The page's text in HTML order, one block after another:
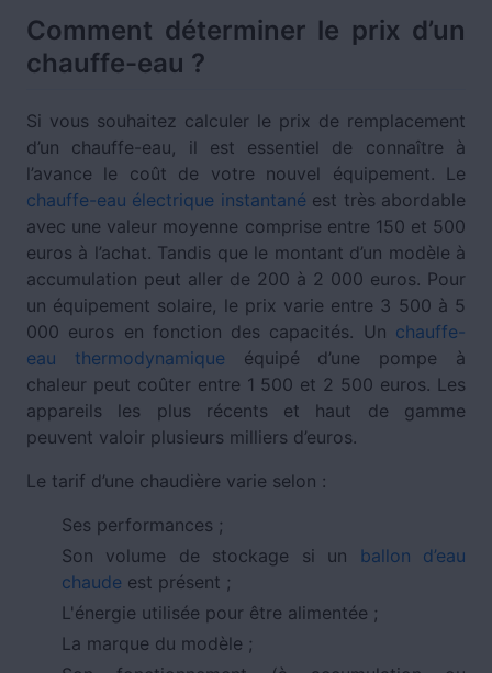
Comment déterminer le prix d’un
chauffe-eau ?
Si vous souhaitez calculer le prix de remplacement
d’un chauffe-eau, il est essentiel de connaître à
l’avance le coût de votre nouvel équipement. Le
chauffe-eau électrique instantané est très abordable
avec une valeur moyenne comprise entre 150 et 500
euros à l’achat. Tandis que le montant d’un modèle à
accumulation peut aller de 200 à 2 000 euros. Pour
un équipement solaire, le prix varie entre 3 500 à 5
000 euros en fonction des capacités. Un chauffe-
eau thermodynamique équipé d’une pompe à
chaleur peut coûter entre 1 500 et 2 500 euros. Les
appareils les plus récents et haut de gamme
peuvent valoir plusieurs milliers d’euros.
Le tarif d’une chaudière varie selon :
Ses performances ;
Son volume de stockage si un ballon d’eau
chaude est présent ;
L'énergie utilisée pour être alimentée ;
La marque du modèle ;